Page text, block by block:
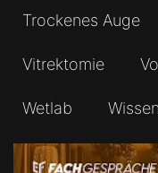
Trockenes Auge
Vitrektomie
Wetlab